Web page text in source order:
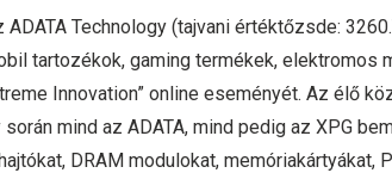
ADATA Technology (tajvani értéktőzsde:
tartozékok, gaming termékek,
Innovation” online eseményét. Az élő
mind az ADATA, mind pedig az XPG
DRAM modulokat,